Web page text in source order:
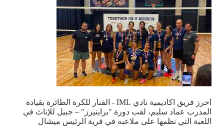
احرز فريق اكاديمية نادي IML - الفنار للكرة الطائرة بقيادة
المدرب عماد سليم، لقب دورة "براينيرز" – جبيل للإناث في
اللعبة التي نظمها على ملاعبه في قرية الرئيس ميشال